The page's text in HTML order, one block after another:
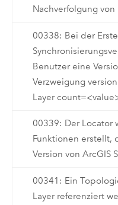
Nachverfolgung
00338: Bei der
Benutzer eine
Verzweigung
Layer
00339: Der Locator
Funktionen erstellt,
Version von ArcGIS
00341: Ein
Layer referenziert